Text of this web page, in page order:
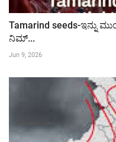
Tamarind seeds-ಇನ್ನು
ನಿಮ್...
Jun 9, 2026